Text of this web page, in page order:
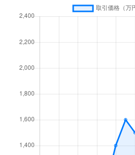
厚別中央４条
2,000万円
厚別中央５条
厚別西３条
1,200万円
厚別東１条
2,100万円